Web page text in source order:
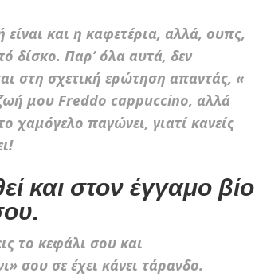
είναι και η καφετέρια, αλλά, ουπς,
δίσκο. Παρ’ όλα αυτά, δεν
στη σχετική ερώτηση απαντάς, «
μου Freddo cappuccino, αλλά
χαμόγελο παγώνει, γιατί κανείς
και στον έγγαμο βίο
το κεφάλι σου και
σου σε έχει κάνει τάρανδο.